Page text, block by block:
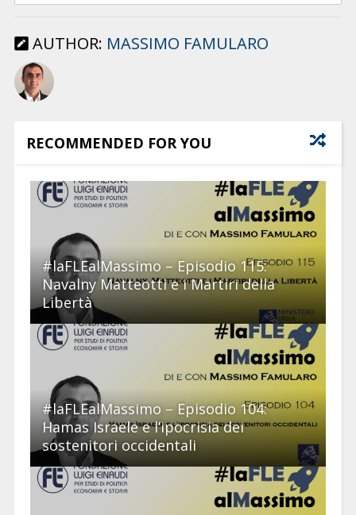
AUTHOR: MASSIMO FAMULARO
RECOMMENDED FOR YOU
#laFLEalMassimo – Episodio 115:
Navalny Matteotti e i Martiri della
Libertà
#laFLEalMassimo – Episodio 104:
Hamas Israele e l’ipocrisia dei
sostenitori occidentali